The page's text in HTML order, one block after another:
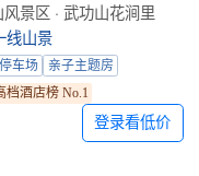
景区 · 武功山花涧里
线山景
车场
亲子主题房
档酒店榜 No.1
登录看低价